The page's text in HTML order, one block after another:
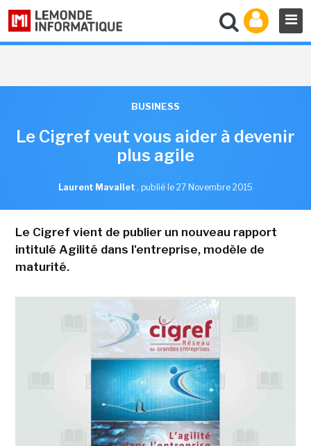
BUSINESS
Le Cigref veut vous aider à devenir
plus agile
Laurent Mavallet , publié le 27 Novembre 2015
Le Cigref vient de publier un nouveau rapport
intitulé Agilité dans l'entreprise, modèle de
maturité.